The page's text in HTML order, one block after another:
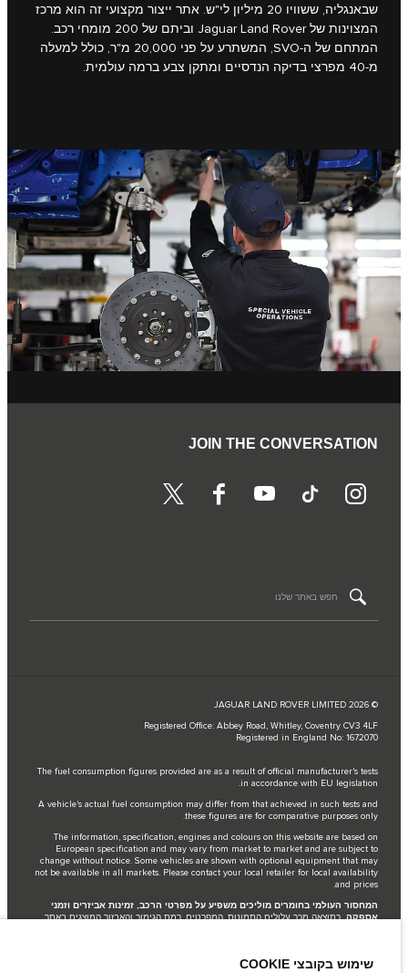
שבאנגליה, ששוויו 20 מיליון לי"ש. אתר ייצור מקצועי זה הוא מרכז
המצוינות של Jaguar Land Rover וביתם של 200 מומחי רכב.
המתחם של ה-SVO, המשתרע על פני 20,000 מ"ר, כולל למעלה
מ-40 מפרצי בדיקה הנדסיים ומתקן צבע ברמה עולמית.
JOIN THE CONVERSATION
© JAGUAR LAND ROVER LIMITED 2026
Registered Office: Abbey Road, Whitley, Coventry CV3 4LF
Registered in England No: 1672070
The fuel consumption figures provided are as a result of official manufacturer's tests
in accordance with EU legislation.
A vehicle's actual fuel consumption may differ from that achieved in such tests and
these figures are for comparative purposes only.
The information, specification, engines and colours on this website are based on
European specification and may vary from market to market and are subject to
change without notice. Some vehicles are shown with optional equipment that may
not be available in all markets. Please contact your local retailer for local availability
and prices.
המחסור העולמי בחומרים מוליכים משפיע על מפרטי הרכב, זמינות אביזרים וזמני
אספקה.כתוצאה מכך עלולים התמונות, המפרטים, רמת הגימור והאבזור המוצגים באתר
Jaguar Land Rover Limited is constantly seeking ways to improve the specification,
שימוש בקובצי COOKIE